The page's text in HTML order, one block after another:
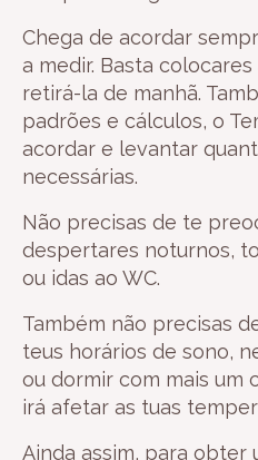
Chega de acordar
a medir. Basta
retirá-la de manhã.
padrões e cálculos, o
acordar e levantar
necessárias.
Não precisas de te
despertares noturnos,
ou idas ao WC.
Também não precisas
teus horários de sono,
ou dormir com mais um
irá afetar as tuas
Ainda assim, para obter